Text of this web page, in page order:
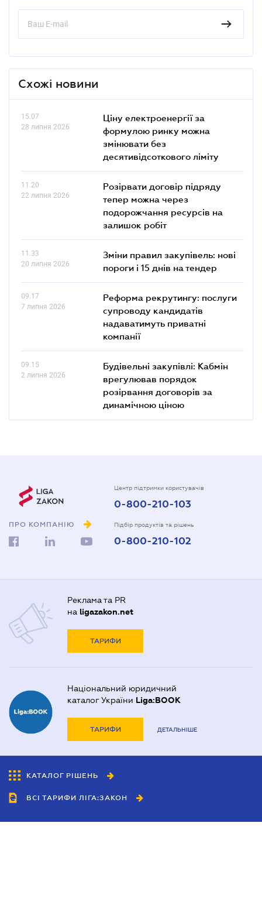
Схожі новини
15.07
28 липня 2026
Ціну електроенергії за
формулою ринку можна
змінювати без
десятивідсоткового ліміту
11.20
22 липня 2026
Розірвати договір підряду
тепер можна через
подорожчання ресурсів на
залишок робіт
11.33
20 липня 2026
Зміни правил закупівель: нові
пороги і 15 днів на тендер
09.17
7 липня 2026
Реформа рекрутингу: послуги
супроводу кандидатів
надаватимуть приватні
компанії
09.15
2 липня 2026
Будівельні закупівлі: Кабмін
врегулював порядок
розірвання договорів за
динамічною ціною
ПРО КОМПАНІЮ
Центр підтримки користувачів
0-800-210-103
Підбір продуктів та рішень
0-800-210-102
Реклама та PR
на ligazakon.net
ТАРИФИ
Національний юридичний
каталог України Liga:BOOK
ТАРИФИ ДЕТАЛЬНІШЕ
КАТАЛОГ РІШЕНЬ
ВСІ ТАРИФИ ЛІГА:ЗАКОН